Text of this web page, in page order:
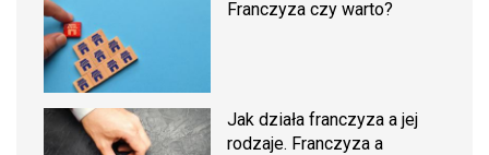
Franczyza czy warto?
Jak działa franczyza a jej
rodzaje. Franczyza a